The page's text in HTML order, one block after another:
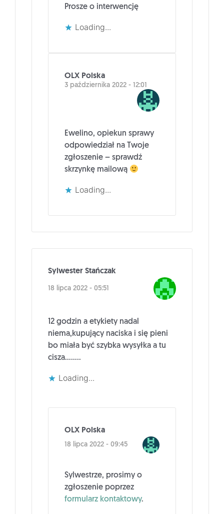
Prosze o interwencję
Loading...
OLX Polska
3 października 2022 - 12:01
Ewelino, opiekun sprawy
odpowiedział na Twoje
zgłoszenie – sprawdź
skrzynkę mailową
Loading...
Sylwester Stańczak
18 lipca 2022 - 05:51
12 godzin a etykiety nadal
niema,kupujący naciska i się pieni
bo miała być szybka wysyłka a tu
cisza……..
Loading...
OLX Polska
18 lipca 2022 - 09:45
Sylwestrze, prosimy o
zgłoszenie poprzez
formularz kontaktowy.